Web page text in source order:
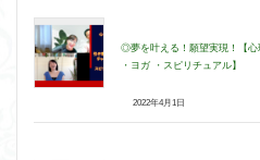
◎夢を叶える！願望実現！【
・ヨガ ・スピリチュアル】
2022年4月1日